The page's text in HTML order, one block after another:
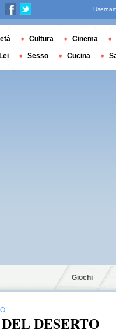
Giochi
DESERTO
Cultura Cinema
Sesso Cucina